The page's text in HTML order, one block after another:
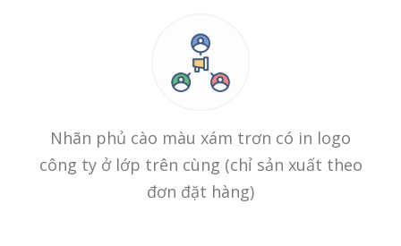
Nhãn phủ cào màu xám trơn có in logo
công ty ở lớp trên cùng (chỉ sản xuất theo
đơn đặt hàng)